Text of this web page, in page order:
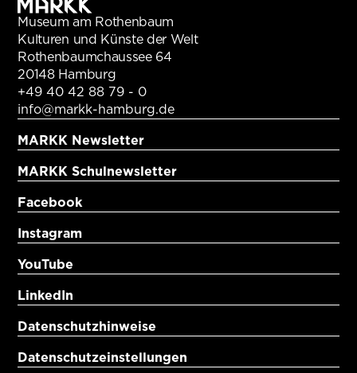
Museum am Rothenbaum
Kulturen und Künste der Welt
Rothenbaumchaussee 64
20148 Hamburg
+49 40 42 88 79 - 0
info@markk-hamburg.de
MARKK Newsletter
MARKK Schulnewsletter
Facebook
Instagram
YouTube
LinkedIn
Datenschutzhinweise
Datenschutzeinstellungen